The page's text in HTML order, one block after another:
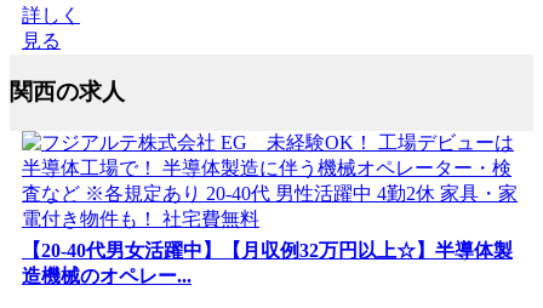
詳しく
見る
関西の求人
【20-40代男女活躍中】【月収例32万円以上☆】半導体製
造機械のオペレー...